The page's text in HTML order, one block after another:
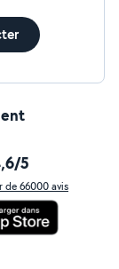
5
de 66000 avis